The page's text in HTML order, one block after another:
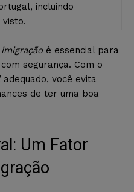
incluindo
visto.
é essencial para
segurança. Com o
adequado, você evita
de ter uma boa
Um Fator